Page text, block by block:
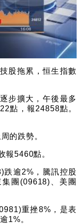
股拖累，恒生指數
步擴大，午後最多
點，報24858點。
的跌勢。
報5460點。
跌逾2%，騰訊控股
團(09618)、美團
重挫8%，是表
1%。